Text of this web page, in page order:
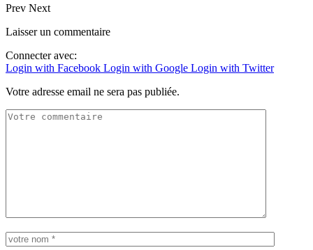
Prev Next
Laisser un commentaire
Connecter avec:
Login with Facebook Login with Google Login with Twitter
Votre adresse email ne sera pas publiée.